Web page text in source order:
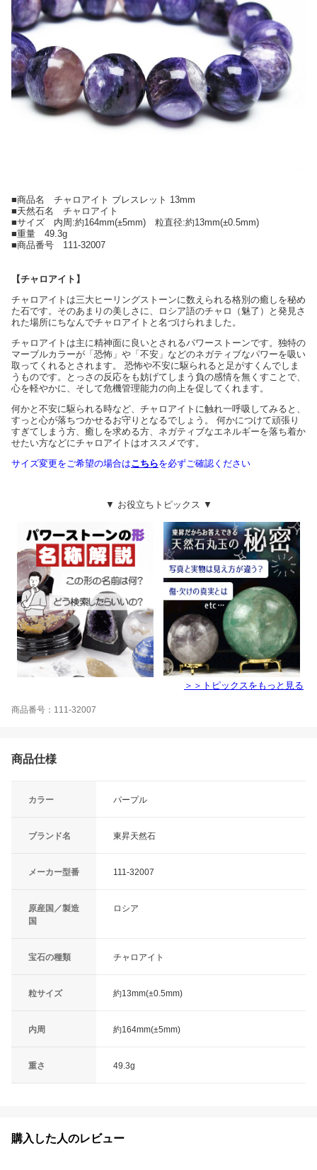
■商品名 チャロアイト ブレスレット 13mm
■天然石名 チャロアイト
■サイズ 内周:約164mm(±5mm) 粒直径:約13mm(±0.5mm)
■重量 49.3g
■商品番号 111-32007
【チャロアイト】
チャロアイトは三大ヒーリングストーンに数えられる格別の癒しを秘め
た石です。そのあまりの美しさに、ロシア語のチャロ（魅了）と発見さ
れた場所にちなんでチャロアイトと名づけられました。
チャロアイトは主に精神面に良いとされるパワーストーンです。独特の
マーブルカラーが「恐怖」や「不安」などのネガティブなパワーを吸い
取ってくれるとされます。 恐怖や不安に駆られると足がすくんでしま
うものです。とっさの反応をも妨げてしまう負の感情を無くすことで、
心を軽やかに、そして危機管理能力の向上を促してくれます。
何かと不安に駆られる時など、チャロアイトに触れ一呼吸してみると、
すっと心が落ちつかせるお守りとなるでしょう。 何かにつけて頑張り
すぎてしまう方、癒しを求める方、ネガティブなエネルギーを落ち着か
せたい方などにチャロアイトはオススメです。
サイズ変更をご希望の場合はこちらを必ずご確認ください
▼ お役立ちトピックス ▼
＞＞トピックスをもっと見る
商品番号：111-32007
商品仕様
カラー パープル
ブランド名 東昇天然石
メーカー型番 111-32007
原産国／製造
国
ロシア
宝石の種類 チャロアイト
粒サイズ 約13mm(±0.5mm)
内周 約164mm(±5mm)
重さ 49.3g
購入した人のレビュー